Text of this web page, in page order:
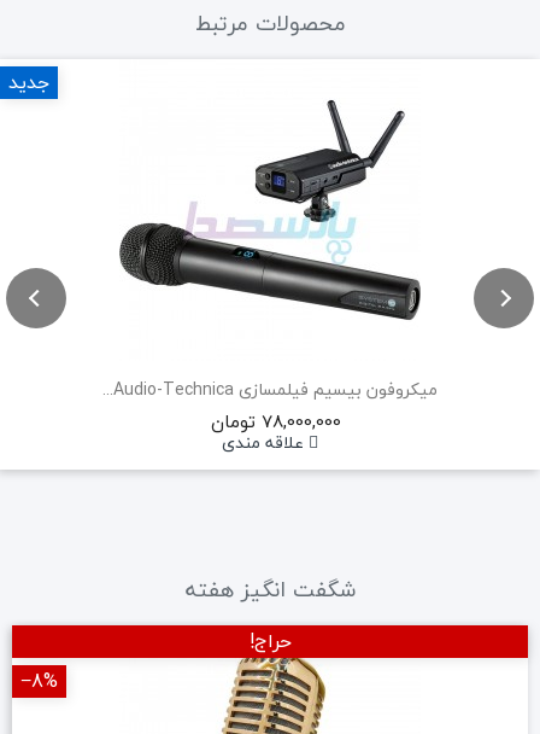
محصولات مرتبط
میکروفون بیسیم فیلمسازی Audio-Technica...
78,000,000 تومان
علاقه مندی
جدید
شگفت انگیز هفته
حراج!
‎−8%